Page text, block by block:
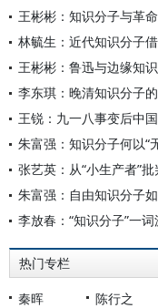
王彬彬：知识分子与革
林毓生：近代知识分子
王彬彬：鲁迅与边缘知
李东琪：晚清知识分子
朱富强：知识分子何以“
朱富强：自由知识分子
李放春：“知识分子”一
热门专栏
秦晖 陈行之